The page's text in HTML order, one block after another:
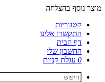
מוצר נוסף בהצלחה
קטגוריות
התקשרו אלינו
דף הבית
החשבון שלי
0 עגלת קניות